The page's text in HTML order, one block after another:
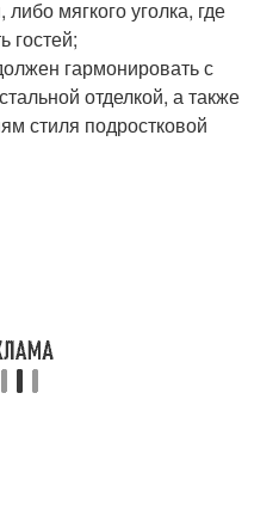
мягкого уголка, где
гостей;
гармонировать с
отделкой, а также
стиля подростковой